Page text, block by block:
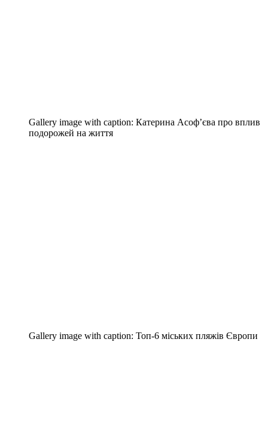
Gallery image with caption: Катерина Асоф’єва про вплив
подорожей на життя
Gallery image with caption: Топ-6 міських пляжів Європи